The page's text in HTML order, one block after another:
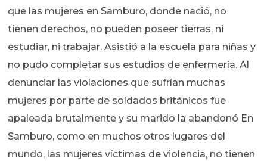
que las mujeres en Samburo, donde nació, no
tienen derechos, no pueden poseer tierras, ni
estudiar, ni trabajar. Asistió a la escuela para niñas y
no pudo completar sus estudios de enfermería. Al
denunciar las violaciones que sufrían muchas
mujeres por parte de soldados británicos fue
apaleada brutalmente y su marido la abandonó En
Samburo, como en muchos otros lugares del
mundo, las mujeres víctimas de violencia, no tienen